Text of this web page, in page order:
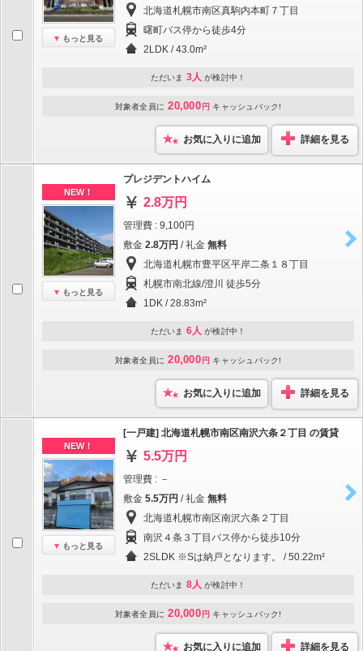
もっと見る
北海道札幌市南区真駒内本町７丁目
曙町バス停から徒歩4分
2LDK / 43.0m²
ただいま 3人 が検討中！
対象者全員に 20,000 円 キャッシュバック!
お気に入りに追加 詳細を見る
NEW！
もっと見る
プレジデントハイム
2.8万円
管理費 : 9,100円
敷金 2.8万円 / 礼金 無料
北海道札幌市豊平区平岸二条１８丁目
札幌市南北線/澄川 徒歩5分
1DK / 28.83m²
ただいま 6人 が検討中！
対象者全員に 20,000 円 キャッシュバック!
お気に入りに追加 詳細を見る
NEW！
もっと見る
[一戸建] 北海道札幌市南区南沢六条２丁目 の賃貸
5.5万円
管理費 : －
敷金 5.5万円 / 礼金 無料
北海道札幌市南区南沢六条２丁目
南沢４条３丁目バス停から徒歩10分
2SLDK ※Sは納戸となります。 / 50.22m²
ただいま 8人 が検討中！
対象者全員に 20,000 円 キャッシュバック!
お気に入りに追加 詳細を見る